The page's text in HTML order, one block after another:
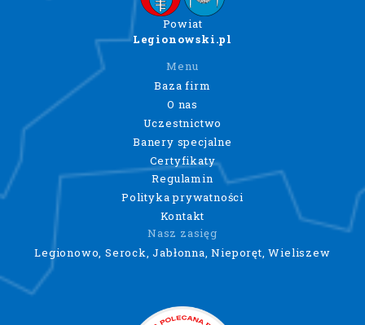
Powiat
Legionowski.pl
Menu
Baza firm
O nas
Uczestnictwo
Banery specjalne
Certyfikaty
Regulamin
Polityka prywatności
Kontakt
Nasz zasięg
Legionowo, Serock, Jabłonna, Nieporęt, Wieliszew